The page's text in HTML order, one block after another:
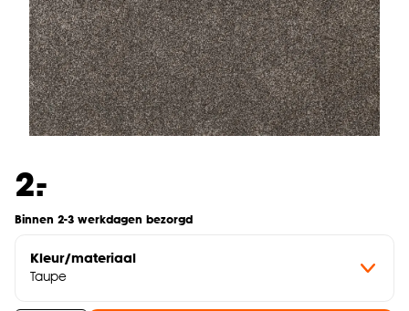
2.
-
Binnen 2-3 werkdagen bezorgd
Kleur/materiaal
Taupe